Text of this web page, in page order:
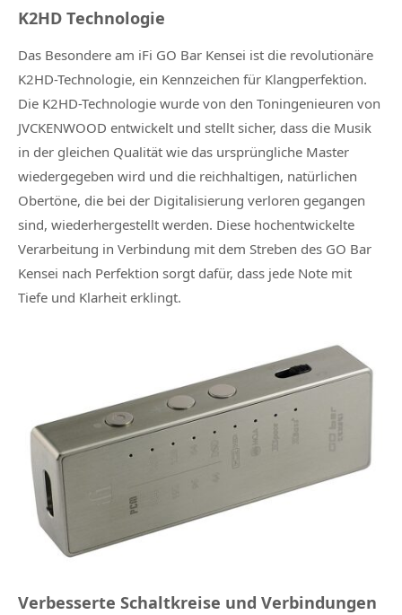
K2HD Technologie
Das Besondere am iFi GO Bar Kensei ist die revolutionäre
K2HD-Technologie, ein Kennzeichen für Klangperfektion.
Die K2HD-Technologie wurde von den Toningenieuren von
JVCKENWOOD entwickelt und stellt sicher, dass die Musik
in der gleichen Qualität wie das ursprüngliche Master
wiedergegeben wird und die reichhaltigen, natürlichen
Obertöne, die bei der Digitalisierung verloren gegangen
sind, wiederhergestellt werden. Diese hochentwickelte
Verarbeitung in Verbindung mit dem Streben des GO Bar
Kensei nach Perfektion sorgt dafür, dass jede Note mit
Tiefe und Klarheit erklingt.
Verbesserte Schaltkreise und Verbindungen